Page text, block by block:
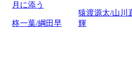
月に添う
柊一葉/綱田早
猿渡源太/山川
輝